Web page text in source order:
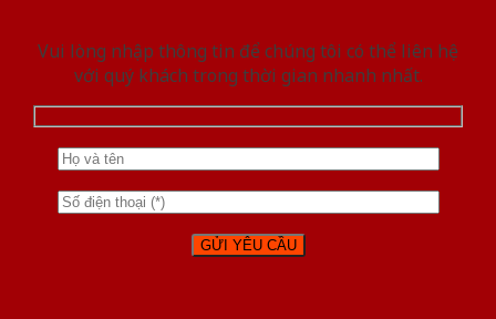
Vui lòng nhập thông tin để chúng tôi có thể liên hệ
với quý khách trong thời gian nhanh nhất.